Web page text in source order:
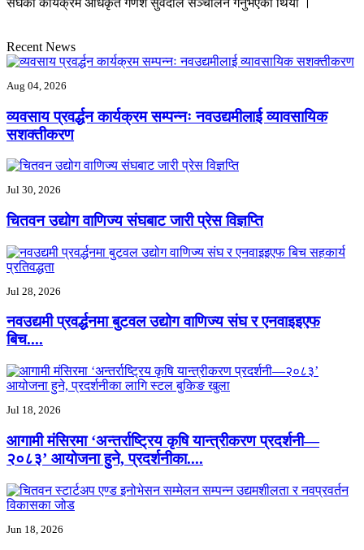
Recent News
Aug 04, 2026
व्यवसाय प्रवर्द्धन कार्यक्रम सम्पन्नः नवउद्यमीलाई व्यावसायिक
सशक्तीकरण
Jul 30, 2026
चितवन उद्योग वाणिज्य संघबाट जारी प्रेस विज्ञप्ति
Jul 28, 2026
नवउद्यमी प्रवर्द्धनमा बुटवल उद्योग वाणिज्य संघ र एनवाइइएफ
बिच....
Jul 18, 2026
आगामी मंसिरमा ‘अन्तर्राष्ट्रिय कृषि यान्त्रीकरण प्रदर्शनी—
२०८३’ आयोजना हुने, प्रदर्शनीका....
Jun 18, 2026